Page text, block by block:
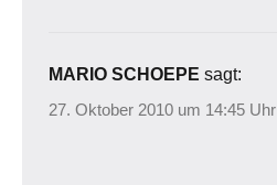
MARIO SCHOEPE sagt:
27. Oktober 2010 um 14:45 Uhr